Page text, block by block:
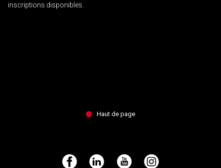
inscriptions disponibles.
Haut de page
Facebook LinkedIn YouTube Instagram